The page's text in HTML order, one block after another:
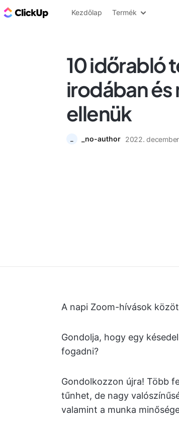
ClickUp blog
Kezdőlap Termék
10 időrabló
irodában és
ellenük
_no-author 2022.
A napi Zoom-hívások
Gondolja, hogy egy
fogadni?
Gondolkozzon újra! Több
tűnhet, de nagy
valamint a munka